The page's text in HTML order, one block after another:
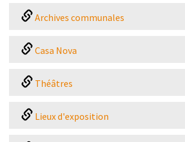
Archives communales
Casa Nova
Théâtres
Lieux d'exposition